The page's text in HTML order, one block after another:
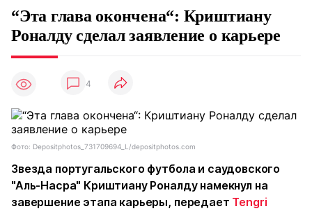
“Эта глава окончена“: Криштиану
Роналду сделал заявление о карьере
4
Фото: Depositphotos_731709694_L/depositphotos.com
Звезда португальского футбола и саудовского
"Аль-Насра" Криштиану Роналду намекнул на
завершение этапа карьеры, передает Tengri